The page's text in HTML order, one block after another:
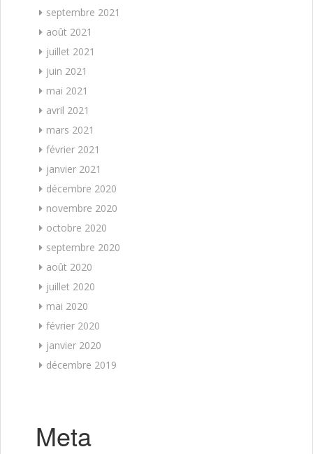
septembre 2021
août 2021
juillet 2021
juin 2021
mai 2021
avril 2021
mars 2021
février 2021
janvier 2021
décembre 2020
novembre 2020
octobre 2020
septembre 2020
août 2020
juillet 2020
mai 2020
février 2020
janvier 2020
décembre 2019
Meta